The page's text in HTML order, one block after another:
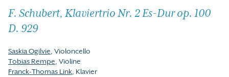
F. Schubert, Klaviertrio Nr. 2 Es-Dur op. 100
D. 929
Saskia Ogilvie, Violoncello
Tobias Rempe, Violine
Franck-Thomas Link, Klavier